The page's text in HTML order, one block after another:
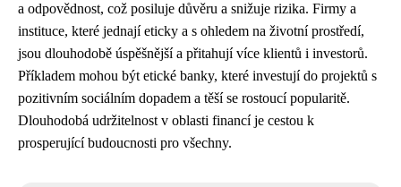
a odpovědnost, což posiluje důvěru a snižuje rizika. Firmy a
instituce, které jednají eticky a s ohledem na životní prostředí,
jsou dlouhodobě úspěšnější a přitahují více klientů i investorů.
Příkladem mohou být etické banky, které investují do projektů s
pozitivním sociálním dopadem a těší se rostoucí popularitě.
Dlouhodobá udržitelnost v oblasti financí je cestou k
prosperující budoucnosti pro všechny.